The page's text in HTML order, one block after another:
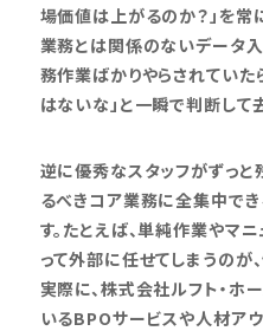
場価値は上がるのか？」を常
業務とは関係のないデータ
務作業ばかりやらされていた
はないな」と一瞬で判断して
逆に優秀なスタッフがずっと
るべきコア業務に全集中で
す。たとえば、単純作業やマ
って外部に任せてしまうのが
実際に、株式会社ルフト・ホ
いるBPOサービスや人材ア